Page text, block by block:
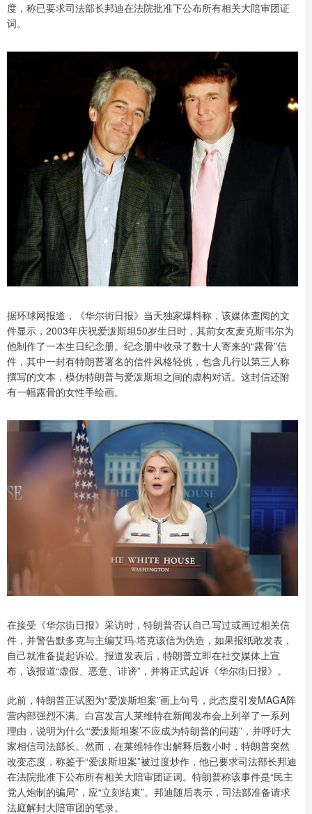
度，称已要求司法部长邦迪在法院批准下公布所有相关大陪审团证
词。
据环球网报道，《华尔街日报》当天独家爆料称，该媒体查阅的文
件显示，2003年庆祝爱泼斯坦50岁生日时，其前女友麦克斯韦尔为
他制作了一本生日纪念册。纪念册中收录了数十人寄来的“露骨”信
件，其中一封有特朗普署名的信件风格轻佻，包含几行以第三人称
撰写的文本，模仿特朗普与爱泼斯坦之间的虚构对话。这封信还附
有一幅露骨的女性手绘画。
在接受《华尔街日报》采访时，特朗普否认自己写过或画过相关信
件，并警告默多克与主编艾玛·塔克该信为伪造，如果报纸敢发表，
自己就准备提起诉讼。报道发表后，特朗普立即在社交媒体上宣
布，该报道“虚假、恶意、诽谤”，并将正式起诉《华尔街日报》。
此前，特朗普正试图为“爱泼斯坦案”画上句号，此态度引发MAGA阵
营内部强烈不满。白宫发言人莱维特在新闻发布会上列举了一系列
理由，说明为什么“‘爱泼斯坦案’不应成为特朗普的问题”，并呼吁大
家相信司法部长。然而，在莱维特作出解释后数小时，特朗普突然
改变态度，称鉴于“爱泼斯坦案”被过度炒作，他已要求司法部长邦迪
在法院批准下公布所有相关大陪审团证词。特朗普称该事件是“民主
党人炮制的骗局”，应“立刻结束”。邦迪随后表示，司法部准备请求
法庭解封大陪审团的笔录。